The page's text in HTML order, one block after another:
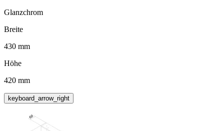
Glanzchrom
Breite
430 mm
Höhe
420 mm
keyboard_arrow_right